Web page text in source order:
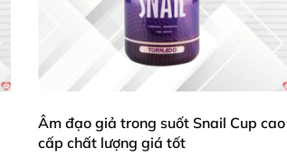
Âm đạo giả trong suốt Snail Cup cao
cấp chất lượng giá tốt